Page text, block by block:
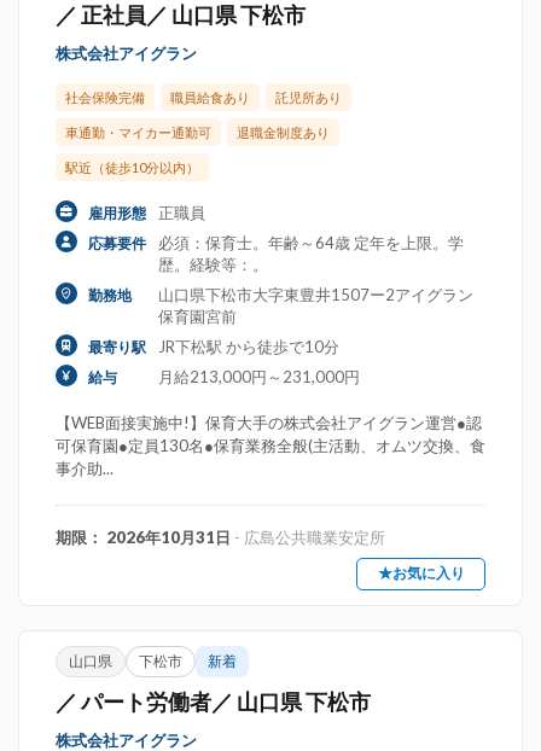
／ 正社員／ 山口県 下松市
株式会社アイグラン
社会保険完備 職員給食あり 託児所あり
車通勤・マイカー通勤可 退職金制度あり
駅近（徒歩10分以内）
雇用形態 正職員
応募要件
必須：保育士。年齢～64歳 定年を上限。学
歴。経験等：。
勤務地
山口県下松市大字東豊井1507ー2アイグラン
保育園宮前
最寄り駅 JR下松駅 から徒歩で10分
給与 月給213,000円～231,000円
【WEB面接実施中!】保育大手の株式会社アイグラン運営●認
可保育園●定員130名●保育業務全般(主活動、オムツ交換、食
事介助...
期限： 2026年10月31日 - 広島公共職業安定所
★お気に入り
山口県 下松市 新着
／ パート労働者／ 山口県 下松市
株式会社アイグラン